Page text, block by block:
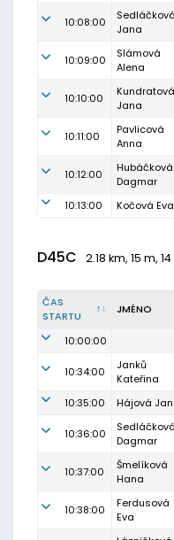
10:08:00
Sedláčková
Jana
10:09:00
Slámová
Alena
10:10:00
Kundratová
Jana
10:11:00
Pavlicová
Anna
10:12:00
Hubáčková
Dagmar
10:13:00 Kočová Eva
D45C 2.18 km, 15 m,
ČAS
STARTU
JMÉNO
10:00:00
10:34:00
Janků
Kateřina
10:35:00 Hájová
10:36:00
Sedláčková
Dagmar
10:37:00
Šmelíková
Hana
10:38:00
Ferdusová
Eva